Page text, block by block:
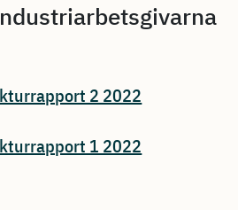
2 2022
1 2022